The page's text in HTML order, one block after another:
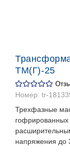
ТМ(Г)-25
Номер: tr-
Трехфазные
напряжения до